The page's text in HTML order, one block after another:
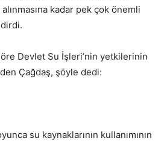
kadar pek çok önemli
Devlet Su İşleri’nin yetkilerinin
Çağdaş, şöyle dedi:
su kaynaklarının kullanımının